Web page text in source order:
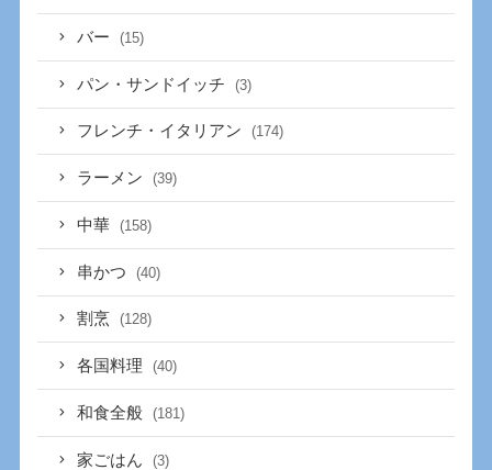
バー (15)
パン・サンドイッチ (3)
フレンチ・イタリアン (174)
ラーメン (39)
中華 (158)
串かつ (40)
割烹 (128)
各国料理 (40)
和食全般 (181)
家ごはん (3)